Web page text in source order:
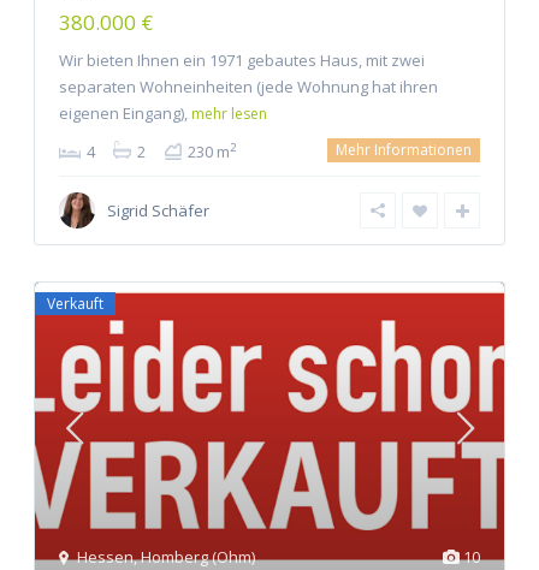
380.000 €
Wir bieten Ihnen ein 1971 gebautes Haus, mit zwei
separaten Wohneinheiten (jede Wohnung hat ihren
eigenen Eingang), mehr lesen
4 2 230 m2 Mehr Informationen
Sigrid Schäfer
10
Hessen,Homberg (Ohm)
Verkauft